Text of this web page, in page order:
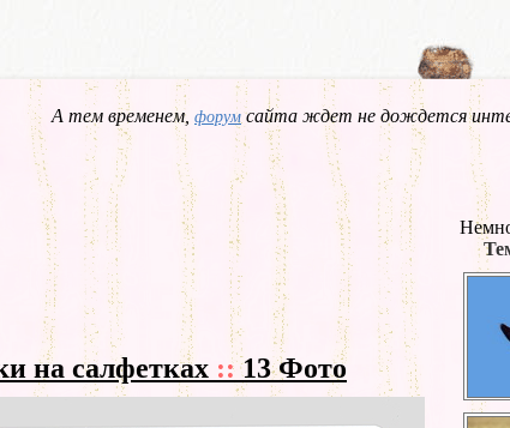
А тем временем, форум сайта ждет не дождется
на салфетках ::13 Фото